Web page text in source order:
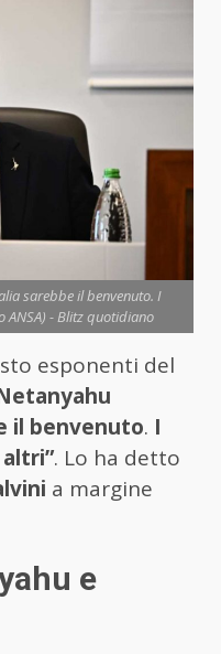
sarebbe il benvenuto. I
- Blitz quotidiano
esponenti del
il benvenuto. I
. Lo ha detto
a margine
e